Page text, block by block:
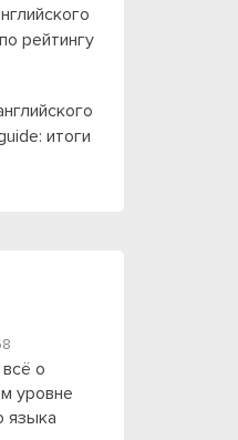
рейтингу
итоги
о
уровне
языка